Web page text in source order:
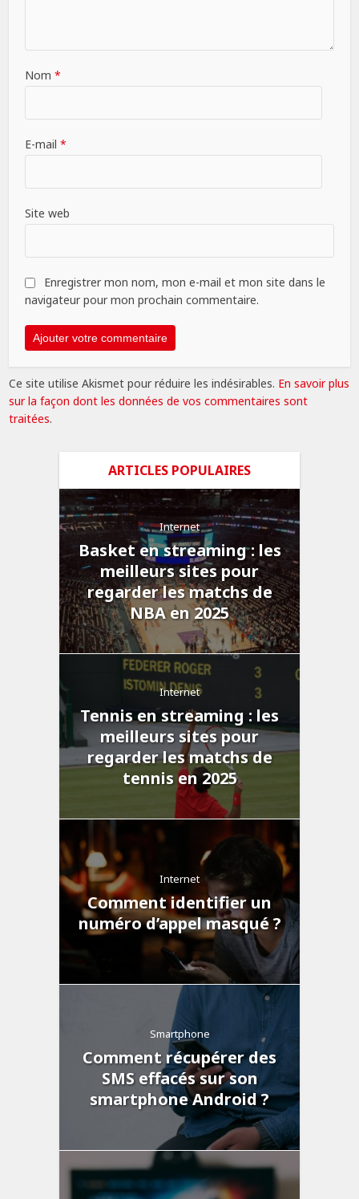
Nom*
E-mail*
Site web
Enregistrer mon nom, mon e-mail et mon site dans le
navigateur pour mon prochain commentaire.
Ce site utilise Akismet pour réduire les indésirables. En savoir plus
sur la façon dont les données de vos commentaires sont
traitées.
ARTICLES POPULAIRES
Internet
Basket en streaming : les
meilleurs sites pour
regarder les matchs de
NBA en 2025
Internet
Tennis en streaming : les
meilleurs sites pour
regarder les matchs de
tennis en 2025
Internet
Comment identifier un
numéro d’appel masqué ?
Smartphone
Comment récupérer des
SMS effacés sur son
smartphone Android ?